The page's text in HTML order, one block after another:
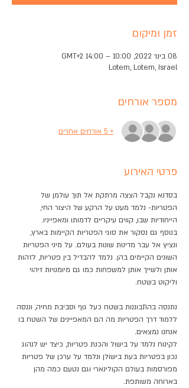
זמן ומיקום
08 בינו׳ 2022, 10:00 – 14:00 GMT‎+2‎
Lotem, Lotem, Israel
מספר אורחים
+ 5 אורחים אחרים
פרטי האירוע
בסדנא נקבל הצצה מרתקת אל תוך עולמן של
הפטריות- נלמד מעט על הרקע של היצור החי,
הייחודיות שבו, קווים עיקריים לדמותו ומאפייניו.
בנוסף גם נסקור את סוגי הפטריות הקיימות בארץ,
ונציץ אל עבר מדינות שונות בעולם. על מיני הפטריות
השונים הקיימים בהן. נלמד להבדיל בין פטריות, לזהות
אותן ולשייך אותן למשפחות כמו גם מיומנויות זיהוי
וליקוט בשטח.
נתנסה בהתבוננות בשטח כעל גוף וסביבת מחיה, וננסה
ללמוד דרך הפטריות מה הם המאפיינים של השטח בו
אנחנו נמצאים.
לקינוח נלמד על בישול והכנת פטריות, כיצד יש לנהוג
נכון בפטריות בעת בישולן ונלמד על ערכן של פטריות
מפורסמות בעולם הקולינארי וגם נטעם כמה מהן
בארוחה משותפת.